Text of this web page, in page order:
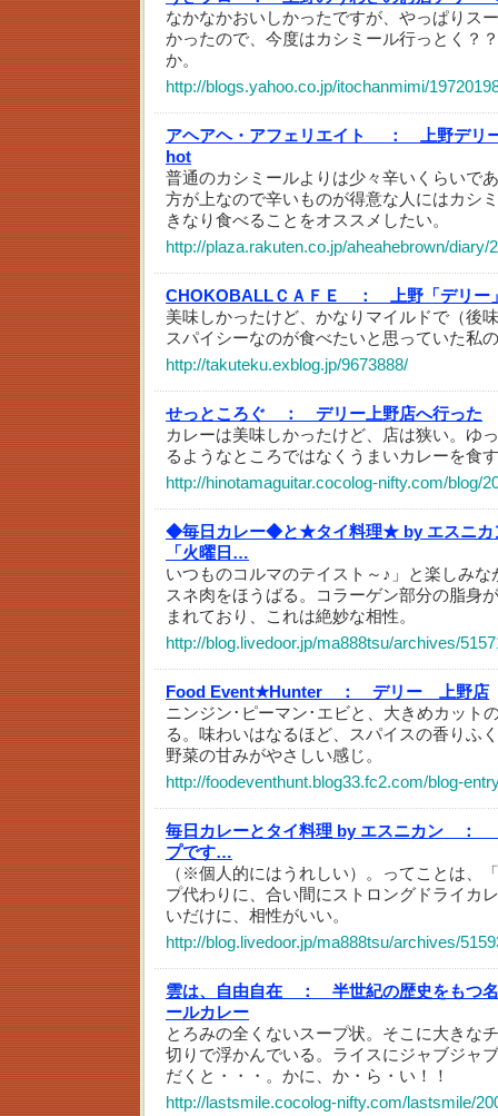
なかなかおいしかったですが、やっぱりス
かったので、今度はカシミール行っとく？
か。
http://blogs.yahoo.co.jp/itochanmimi/
アヘアヘ・アフェリエイト ：
上野デ
hot
普通のカシミールよりは少々辛いくらいで
方が上なので辛いものが得意な人にはカシ
きなり食べることをオススメしたい。
http://plaza.rakuten.co.jp/aheahebrown/diary/
CHOKOBALLＣＡＦＥ ：
上野「デリ
美味しかったけど、かなりマイルドで（後
スパイシーなのが食べたいと思っていた私
http://takuteku.exblog.jp/9673888/
せっところぐ ：
デリー上野店へ行った
カレーは美味しかったけど、店は狭い。ゆ
るようなところではなくうまいカレーを食
http://hinotamaguitar.cocolog-nifty.com/blog/
◆毎日カレー◆と★タイ料理★ by エスニ
「火曜日…
いつものコルマのテイスト～♪」と楽しみ
スネ肉をほうばる。コラーゲン部分の脂身
まれており、これは絶妙な相性。
http://blog.livedoor.jp/ma888tsu/archives/
Food Event★Hunter ：
デリー 上野店
ニンジン･ピーマン･エビと、大きめカット
る。味わいはなるほど、スパイスの香りふ
野菜の甘みがやさしい感じ。
http://foodeventhunt.blog33.fc2.com/blog-
毎日カレーとタイ料理 by エスニカン ：
プです…
（※個人的にはうれしい）。ってことは、
プ代わりに、合い間にストロングドライカ
いだけに、相性がいい。
http://blog.livedoor.jp/ma888tsu/archives/
雲は、自由自在 ：
半世紀の歴史をもつ
ールカレー
とろみの全くないスープ状。そこに大きな
切りで浮かんでいる。ライスにジャブジャ
だくと・・・。かに、か・ら・い！！
http://lastsmile.cocolog-nifty.com/lastsmile/